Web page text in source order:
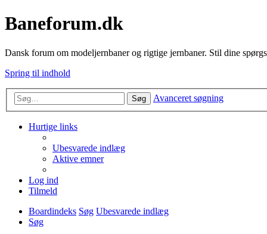
Baneforum.dk
Dansk forum om modeljernbaner og rigtige jernbaner. Stil dine
Spring til indhold
Søg Avanceret søgning
Hurtige links
Ubesvarede indlæg
Aktive emner
Log ind
Tilmeld
Boardindeks Søg Ubesvarede indlæg
Søg